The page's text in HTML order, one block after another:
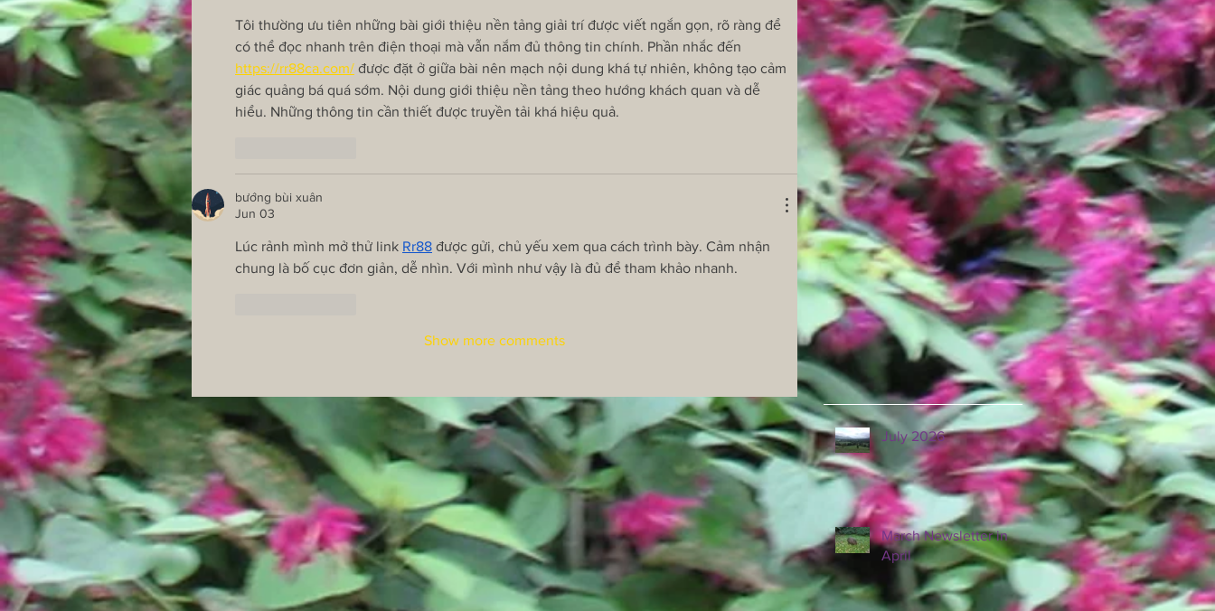
Tôi thường ưu tiên những bài giới thiệu nền tảng giải trí được viết ngắn gọn, rõ ràng để
có thể đọc nhanh trên điện thoại mà vẫn nắm đủ thông tin chính. Phần nhắc đến
https://rr88ca.com/ được đặt ở giữa bài nên mạch nội dung khá tự nhiên, không tạo cảm
giác quảng bá quá sớm. Nội dung giới thiệu nền tảng theo hướng khách quan và dễ
hiểu. Những thông tin cần thiết được truyền tải khá hiệu quả.
bướng bùi xuân
Jun 03
Lúc rảnh mình mở thử link Rr88 được gửi, chủ yếu xem qua cách trình bày. Cảm nhận
chung là bố cục đơn giản, dễ nhìn. Với mình như vậy là đủ để tham khảo nhanh.
Show more comments
July 2026
March Newsletter in
April